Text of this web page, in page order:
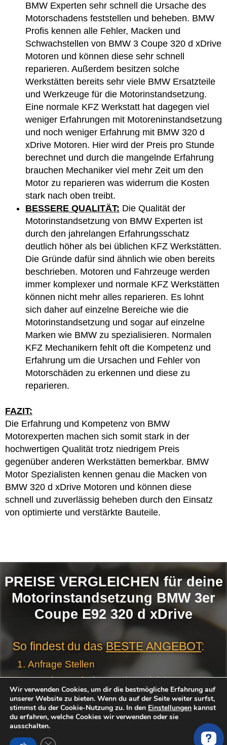
BMW Experten sehr schnell die Ursache des
Motorschadens feststellen und beheben. BMW
Profis kennen alle Fehler, Macken und
Schwachstellen von BMW 3 Coupe 320 d xDrive
Motoren und können diese sehr schnell
reparieren. Außerdem besitzen solche
Werkstätten bereits sehr viele BMW Ersatzteile
und Werkzeuge für die Motorinstandsetzung.
Eine normale KFZ Werkstatt hat dagegen viel
weniger Erfahrungen mit Motoreninstandsetzung
und noch weniger Erfahrung mit BMW 320 d
xDrive Motoren. Hier wird der Preis pro Stunde
berechnet und durch die mangelnde Erfahrung
brauchen Mechaniker viel mehr Zeit um den
Motor zu reparieren was widerrum die Kosten
stark nach oben treibt.
BESSERE QUALITÄT: Die Qualität der
Motorinstandsetzung von BMW Experten ist
durch den jahrelangen Erfahrungsschatz
deutlich höher als bei üblichen KFZ Werkstätten.
Die Gründe dafür sind ähnlich wie oben bereits
beschrieben. Motoren und Fahrzeuge werden
immer komplexer und normale KFZ Werkstätten
können nicht mehr alles reparieren. Es lohnt
sich daher auf einzelne Bereiche wie die
Motorinstandsetzung und sogar auf einzelne
Marken wie BMW zu spezialisieren. Normalen
KFZ Mechanikern fehlt oft die Kompetenz und
Erfahrung um die Ursachen und Fehler von
Motorschäden zu erkennen und diese zu
reparieren.
FAZIT:
Die Erfahrung und Kompetenz von BMW
Motorexperten machen sich somit stark in der
hochwertigen Qualität trotz niedrigem Preis
gegenüber anderen Werkstätten bemerkbar. BMW
Motor Spezialisten kennen genau die Macken von
BMW 320 d xDrive Motoren und können diese
schnell und zuverlässig beheben durch den Einsatz
von optimierte und verstärkte Bauteile.
PREISE VERGLEICHEN für deine
Motorinstandsetzung BMW 3er
Coupe E92 320 d xDrive
So findest du dasBESTE ANGEBOT:
Anfrage Stellen
Angebote erhalten und vergleichen
Favorit auswählen
Motor
Anfrage
Jetzt kostenlos & unverbindlich Angebote
Wir verwenden Cookies, um dir die bestmögliche Erfahrung auf
unserer Website zu bieten. Wenn du auf der Seite weiter surfst,
stimmst du der Cookie-Nutzung zu. In den Einstellungen kannst
du erfahren, welche Cookies wir verwenden oder sie
ausschalten.
GDPR Cookie-Banner schließen